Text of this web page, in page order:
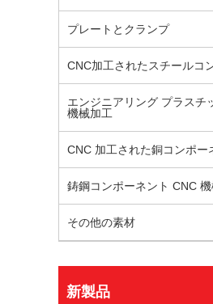
プレートとクランプ
CNC加工されたスチールコ
エンジニアリング プラスチ
機械加工
CNC 加工された銅コンポー
鋳鋼コンポーネント CNC
その他の素材
新製品